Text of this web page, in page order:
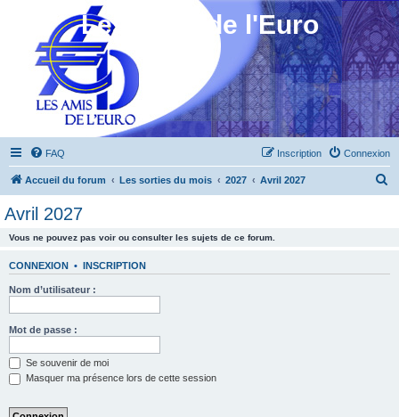
Les Amis de l'Euro
FAQ Connexion
Inscription
Accueil du forum Les sorties du mois 2027 Avril 2027
Avril 2027
Vous ne pouvez pas voir ou consulter les sujets de ce forum.
CONNEXION • INSCRIPTION
Nom d’utilisateur :
Mot de passe :
Se souvenir de moi
Masquer ma présence lors de cette session